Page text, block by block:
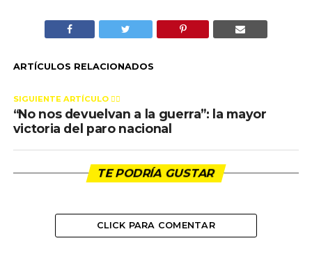
ARTÍCULOS RELACIONADOS
SIGUIENTE ARTÍCULO 👈🏻
“No nos devuelvan a la guerra”: la mayor
victoria del paro nacional
TE PODRÍA GUSTAR
CLICK PARA COMENTAR